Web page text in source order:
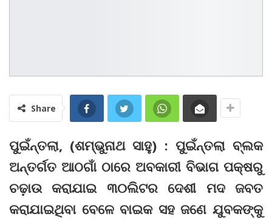
Share
ପୁଇଁନ୍ତଲା, (ଶମ୍ଭୁନାଥ ସାହୁ) : ପୁଇଁନ୍ତଲା ବ୍ଲକ
ଅନ୍ତର୍ଗତ ଆଠଗାଁ ଠାରେ ଅବକାରୀ ବିଭାଗ ପକ୍ଷରୁ
ଚଢ଼ାଉ କରାଯାଇ ୩୦ଲିଟର ଦେଶୀ ମଦ ଜବତ
କରାଯାଇଥିବା ବେଳେ ବାଇକ ସହ ଜଣେ ଯୁବକଙ୍କୁ